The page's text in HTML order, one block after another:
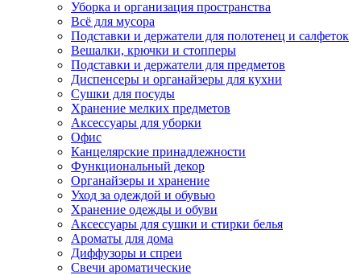
Уборка и организация пространства
Всё для мусора
Подставки и держатели для полотенец и салфеток
Вешалки, крючки и стопперы
Подставки и держатели для предметов
Диспенсеры и органайзеры для кухни
Сушки для посуды
Хранение мелких предметов
Аксессуары для уборки
Офис
Канцелярские принадлежности
Функциональный декор
Органайзеры и хранение
Уход за одеждой и обувью
Хранение одежды и обуви
Аксессуары для сушки и стирки белья
Ароматы для дома
Диффузоры и спреи
Свечи ароматические